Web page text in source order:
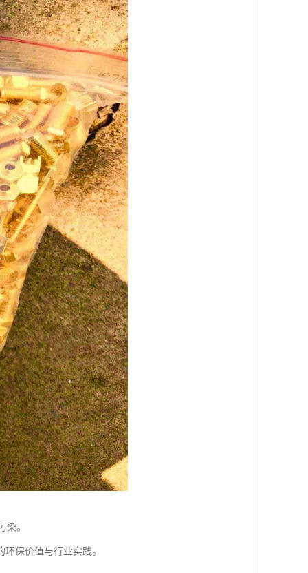
染。
保价值与行业实践。